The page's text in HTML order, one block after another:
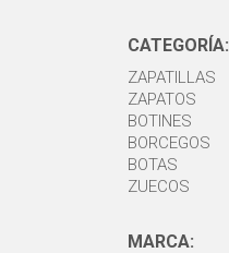
CATEGORÍA:
ZAPATILLAS
ZAPATOS
BOTINES
BORCEGOS
BOTAS
ZUECOS
MARCA: